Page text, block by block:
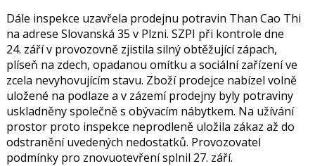
Dále inspekce uzavřela prodejnu potravin Than Cao Thi
na adrese Slovanská 35 v Plzni. SZPI při kontrole dne
24. září v provozovně zjistila silný obtěžující zápach,
plíseň na zdech, opadanou omítku a sociální zařízení ve
zcela nevyhovujícím stavu. Zboží prodejce nabízel volně
uložené na podlaze a v zázemí prodejny byly potraviny
uskladněny společně s obývacím nábytkem. Na užívání
prostor proto inspekce neprodleně uložila zákaz až do
odstranění uvedených nedostatků. Provozovatel
podmínky pro znovuotevření splnil 27. září.